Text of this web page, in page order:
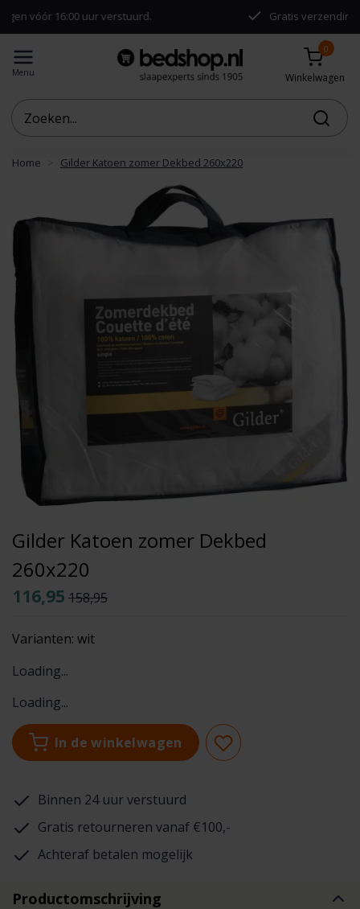
uur verstuurd. Gratis verzending vanaf
Menu
0
Winkelwagen
Home Gilder Katoen zomer Dekbed 260x220
Gilder Katoen zomer Dekbed
260x220
116,95 158,95
Varianten: wit
Loading...
Loading...
In de winkelwagen
Binnen 24 uur verstuurd
Gratis retourneren vanaf €100,-
Achteraf betalen mogelijk
Productomschrijving